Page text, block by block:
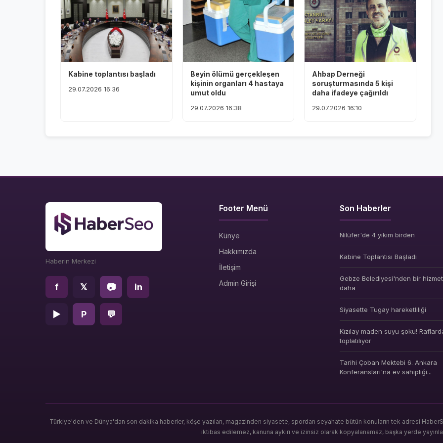
Kabine toplantısı başladı
29.07.2026 16:36
Beyin ölümü gerçekleşen
kişinin organları 4 hastaya
umut oldu
29.07.2026 16:38
Ahbap Derneği
soruşturmasında 5 kişi
daha ifadeye çağırıldı
29.07.2026 16:10
Haberin Merkezi
f 𝕏 📷 in
▶ P 💬
Footer Menü
Künye
Hakkımızda
İletişim
Admin Girişi
Son Haberler
Nilüfer'de 4 yıkım birden
Kabine Toplantısı Başladı
Gebze Belediyesi'nden bir hizmet
daha
Siyasette Tugay hareketliliği
Kızılay maden suyu şoku!
toplatılıyor
Tarihi Çoban Mektebi 6. Ankara
Konferansları'na ev sahipliği...
Türkiye'den ve Dünya'dan son dakika haberler, köşe yazıları, magazinden siyasete, spordan seyahate bütün konuların tek adresi
iktibas edilemez, kanuna aykırı ve izinsiz olarak kopyalanamaz, başka yerde